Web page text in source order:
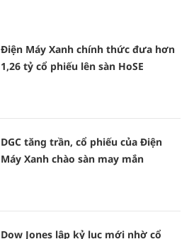
Điện Máy Xanh chính thức đưa hơn
1,26 tỷ cổ phiếu lên sàn HoSE
DGC tăng trần, cổ phiếu của Điện
Máy Xanh chào sàn may mắn
Dow Jones lập kỷ lục mới nhờ cổ